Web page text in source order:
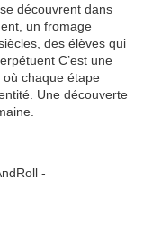
découvrent dans
un fromage
des élèves qui
C’est une
où chaque étape
Une découverte